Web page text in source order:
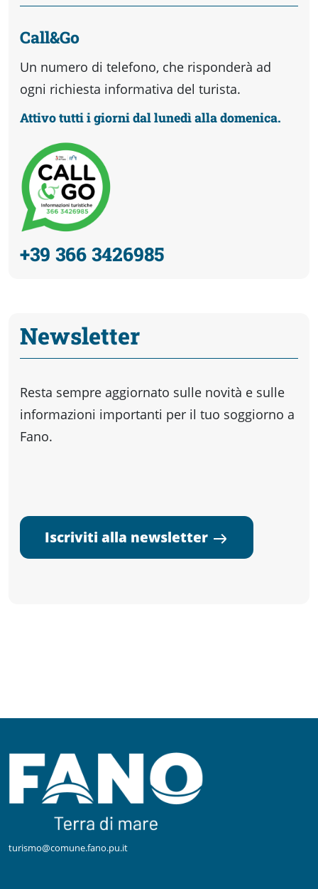
Call&Go
Un numero di telefono, che risponderà ad
ogni richiesta informativa del turista.
Attivo tutti i giorni dal lunedì alla domenica.
+39 366 3426985
Newsletter
Resta sempre aggiornato sulle novità e sulle
informazioni importanti per il tuo soggiorno a
Fano.
Iscriviti alla newsletter
turismo@comune.fano.pu.it